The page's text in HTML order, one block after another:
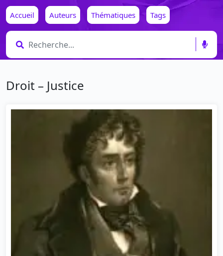
Accueil Auteurs Thématiques Tags
Droit – Justice